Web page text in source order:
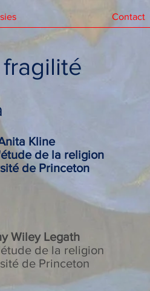
Contact
Kline
de la religion
de Princeton
Wiley Legath
de la religion
de Princeton